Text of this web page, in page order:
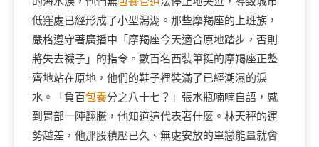
低窪處已經形成了小型潟湖。那些摩羯座的上班族，
嚴格遵守著廣播中「摩羯座今天適合原地踏步，否則
將失去襪子」的指令。數百名西裝筆挺的摩羯座正整
齊地站在原地，他們的鞋子裡裝滿了已經潮濕的淚
水。「負百包養分之八十七？」張水瓶喃喃自語，感
到胃部一陣翻騰，他知道這代表著什麼。林天秤的運
勢越差，他那股積壓已久、無處安放的單戀能量就會